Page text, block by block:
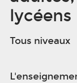
lycéens
Tous niveaux